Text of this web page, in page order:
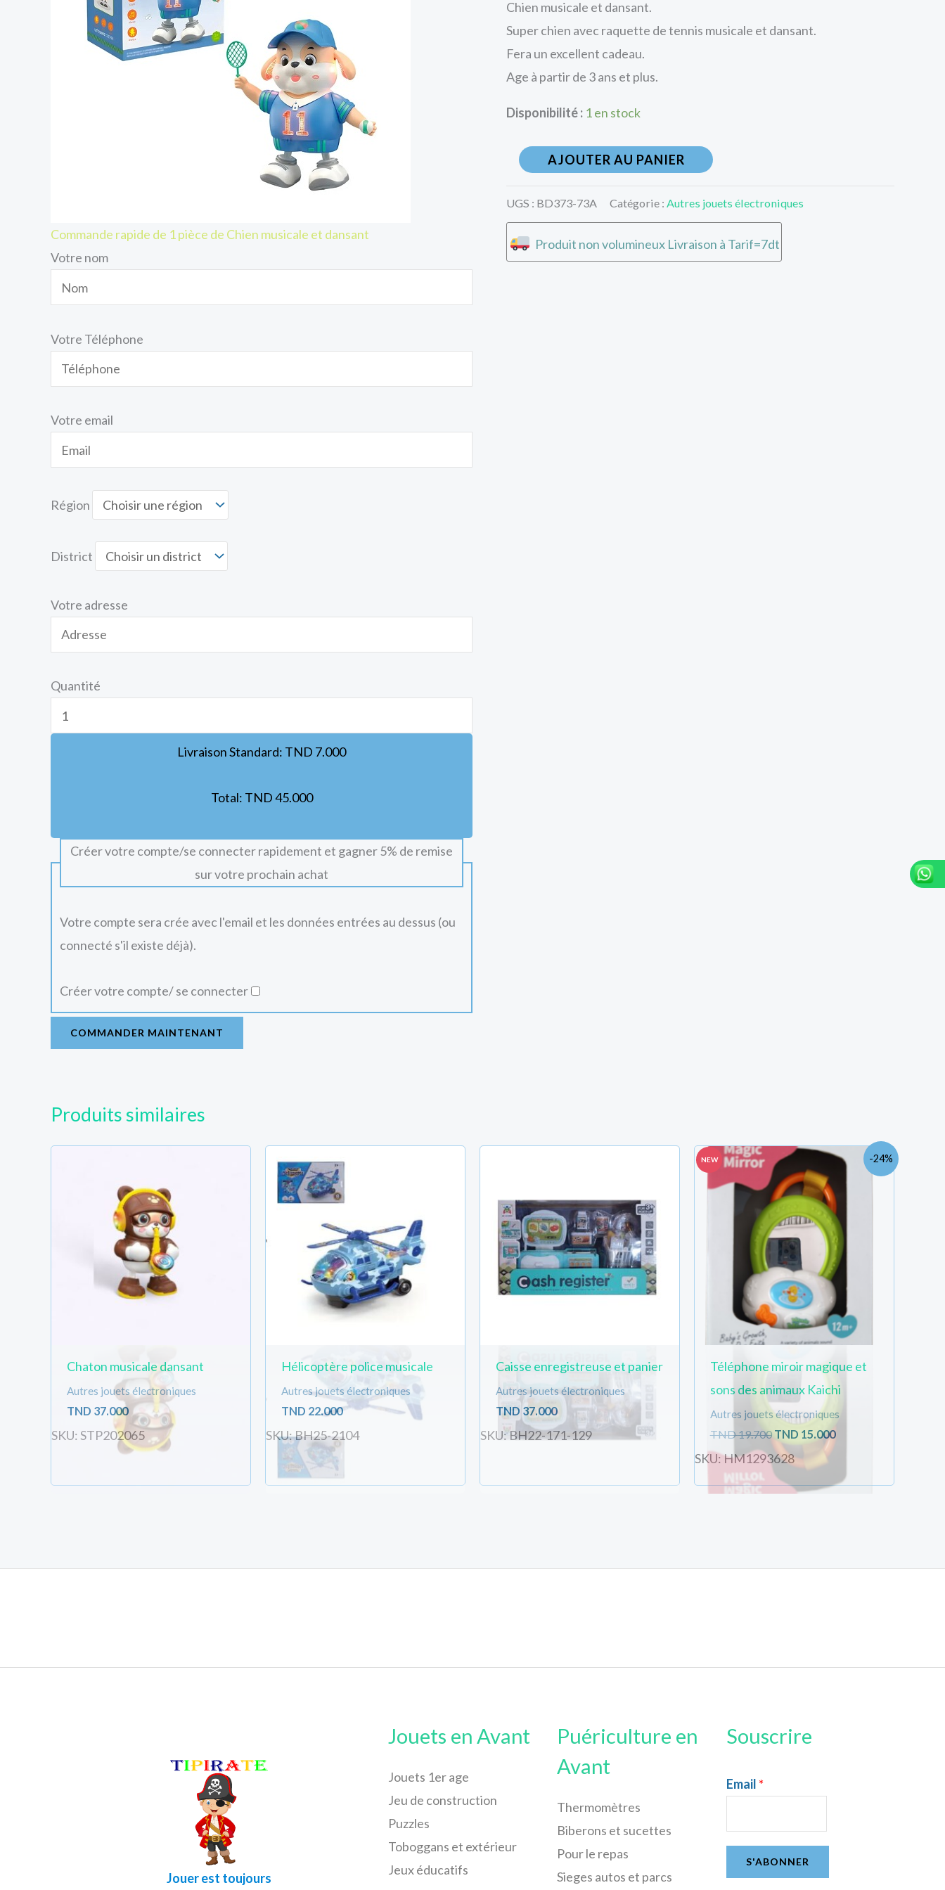
Commande rapide de 1 pièce de Chien musicale et dansant
Votre nom
Votre Téléphone
Votre email
Région
District
Votre adresse
Quantité
Livraison Standard: TND 7.000
Total: TND45.000
Créer votre compte/se connecter rapidement et gagner 5% de remise
sur votre prochain achat
Votre compte sera crée avec l'email et les données entrées au dessus (ou
connecté s'il existe déjà).
Créer votre compte/ se connecter
COMMANDER MAINTENANT
Chien musicale et dansant.
Super chien avec raquette de tennis musicale et dansant.
Fera un excellent cadeau.
Age à partir de 3 ans et plus.
Disponibilité : 1 en stock
AJOUTER AU PANIER
UGS : BD373-73A Catégorie : Autres jouets électroniques
Produit non volumineux Livraison à Tarif=7dt
Produits similaires
Chaton musicale dansant
Autres jouets électroniques
TND 37.000
SKU: STP202065
Hélicoptère police musicale
Autres jouets électroniques
TND 22.000
SKU: BH25-2104
Caisse enregistreuse et panier
Autres jouets électroniques
TND 37.000
SKU: BH22-171-129
-24%
NEW
Téléphone miroir magique et
sons des animaux Kaichi
Autres jouets électroniques
TND19.700
prix
initial
était :
TND
19.700.
TND 15.000
Le
prix
est :
TND
15.000.
SKU: HM1293628
Jouer est toujours
Jouets en Avant
Jouets 1er age
Jeu de construction
Puzzles
Toboggans et extérieur
Jeux éducatifs
Puériculture en
Avant
Thermomètres
Biberons et sucettes
Pour le repas
Sieges autos et parcs
Souscrire
Email *
S'ABONNER